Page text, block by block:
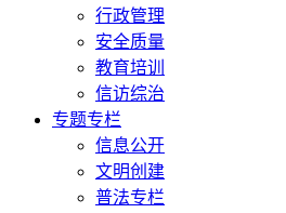
行政管理
安全质量
教育培训
信访综治
专题专栏
信息公开
文明创建
普法专栏